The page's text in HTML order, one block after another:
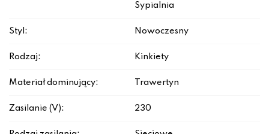
Sypialnia
Styl: Nowoczesny
Rodzaj: Kinkiety
Materiał dominujący: Trawertyn
Zasilanie (V): 230